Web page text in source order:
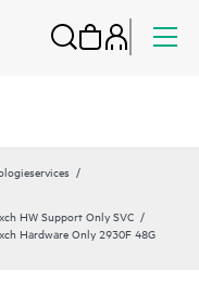
HW Support Only SVC
Hardware Only 2930F 48G